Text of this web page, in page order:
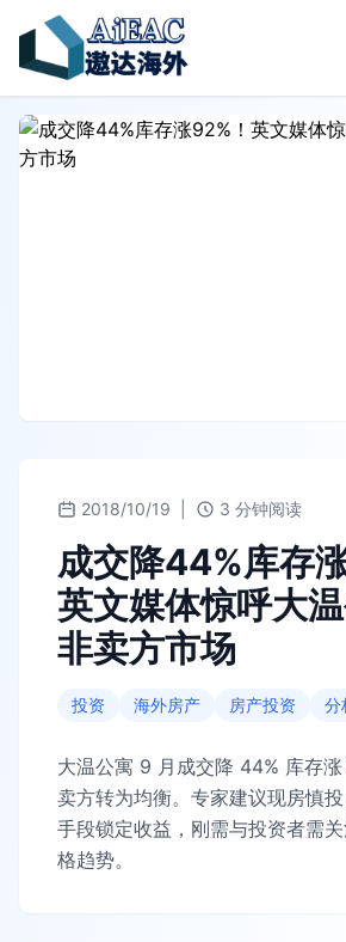
2018/10/19 3 分钟阅读
成交降44%库存
英文媒体惊呼大
非卖方市场
投资 海外房产 房产投资 分
大温公寓 9 月成交降 44% 库存
卖方转为均衡。专家建议现房慎
手段锁定收益，刚需与投资者需
格趋势。